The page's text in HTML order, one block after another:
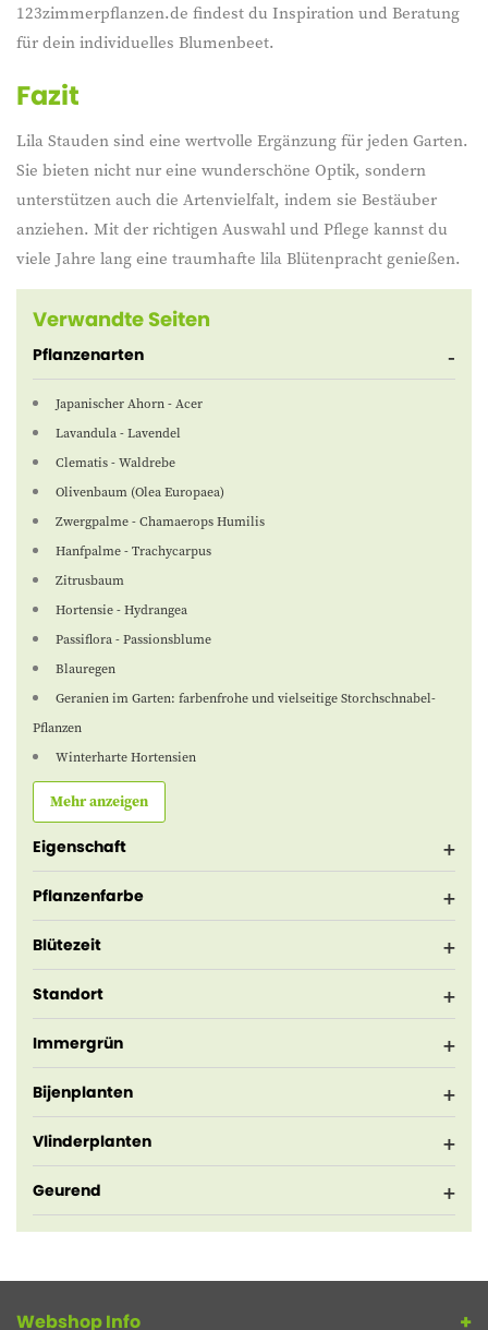
123zimmerpflanzen.de findest du Inspiration und Beratung
für dein individuelles Blumenbeet.
Fazit
Lila Stauden sind eine wertvolle Ergänzung für jeden Garten.
Sie bieten nicht nur eine wunderschöne Optik, sondern
unterstützen auch die Artenvielfalt, indem sie Bestäuber
anziehen. Mit der richtigen Auswahl und Pflege kannst du
viele Jahre lang eine traumhafte lila Blütenpracht genießen.
Verwandte Seiten
Pflanzenarten
Japanischer Ahorn - Acer
Lavandula - Lavendel
Clematis - Waldrebe
Olivenbaum (Olea Europaea)
Zwergpalme - Chamaerops Humilis
Hanfpalme - Trachycarpus
Zitrusbaum
Hortensie - Hydrangea
Passiflora - Passionsblume
Blauregen
Geranien im Garten: farbenfrohe und vielseitige Storchschnabel-
Pflanzen
Winterharte Hortensien
Mehr anzeigen
Eigenschaft
Pflanzenfarbe
Blütezeit
Standort
Immergrün
Bijenplanten
Vlinderplanten
Geurend
Webshop Info